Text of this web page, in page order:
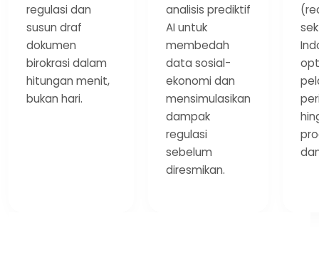
regulasi dan
susun draf
dokumen
birokrasi dalam
hitungan menit,
bukan hari.
analisis prediktif
AI untuk
membedah
data sosial-
ekonomi dan
mensimulasikan
dampak
regulasi
sebelum
diresmikan.